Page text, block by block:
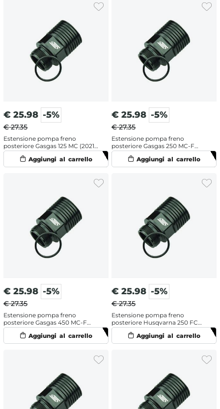
€ 25.98 -5%
€ 27.35
Estensione pompa freno
posteriore Gasgas 125 MC (2021-
2024)
€ 25.98 -5%
€ 27.35
Estensione pompa freno
posteriore Gasgas 250 MC-F
(2021-2024)
€ 25.98 -5%
€ 27.35
Estensione pompa freno
posteriore Gasgas 450 MC-F
(2021-2024)
€ 25.98 -5%
€ 27.35
Estensione pompa freno
posteriore Husqvarna 250 FC
(2014-2017)